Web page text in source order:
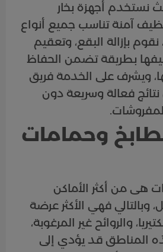
نستخدم أجهزة بخار
آمنة تناسب جميع أنواع
بإزالة البقع، وتعقيم
بطريقة تضمن الحفاظ
ويشرف على الخدمة فريق
فعالة وسريعة دون
وحمامات
هى من أكثر الأماكن
وبالتالي فهي الأكثر عرضة
والروائح غير المرغوبة،
المناطق قد يؤدي إلى